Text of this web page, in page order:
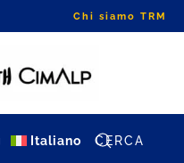
Chi siamo TRM
Italiano